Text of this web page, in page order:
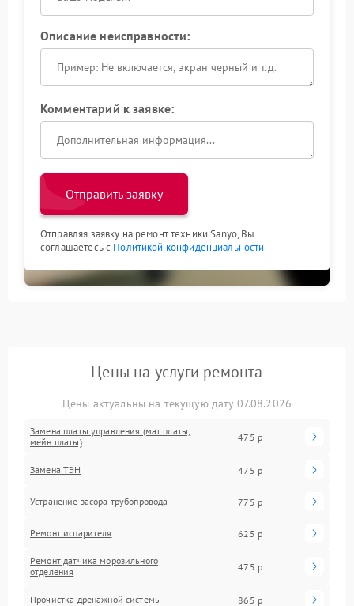
Описание неисправности:
Комментарий к заявке:
Отправить заявку
Отправляя заявку на ремонт техники Sanyo, Вы
соглашаетесь с Политикой конфиденциальности
Цены на услуги ремонта
Цены актуальны на текущую дату 07.08.2026
Замена платы управления (мат.платы,
мейн платы)
475 р
Замена ТЭН 475 р
Устранение засора трубопровода 775 р
Ремонт испарителя 625 р
Ремонт датчика морозильного
отделения
475 р
Прочистка дренажной системы 865 р